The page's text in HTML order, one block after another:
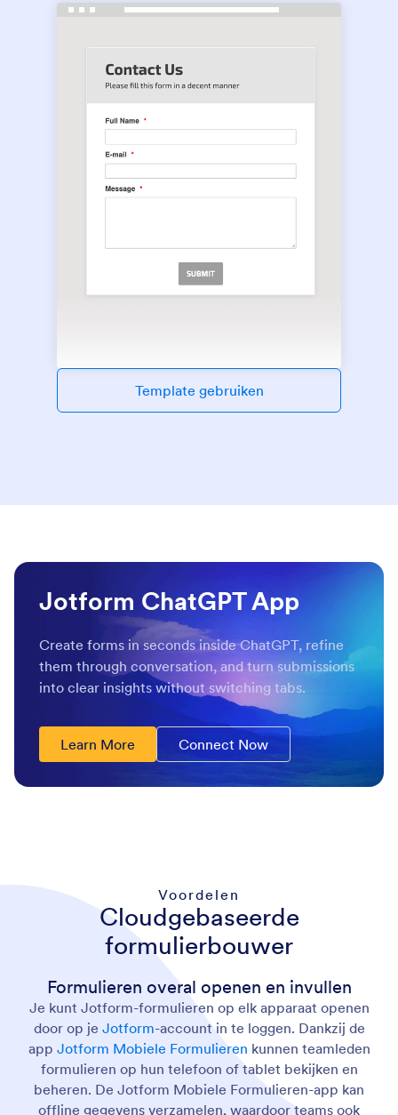
Template gebruiken
Jotform ChatGPT App
Create forms in seconds inside ChatGPT, refine
them through conversation, and turn submissions
into clear insights without switching tabs.
Learn More Connect Now
Voordelen
Cloudgebaseerde
formulierbouwer
Formulieren overal openen en invullen
Je kunt Jotform-formulieren op elk apparaat openen
door op je Jotform-account in te loggen. Dankzij de
app Jotform Mobiele Formulieren kunnen teamleden
formulieren op hun telefoon of tablet bekijken en
beheren. De Jotform Mobiele Formulieren-app kan
offline gegevens verzamelen, waardoor teams ook